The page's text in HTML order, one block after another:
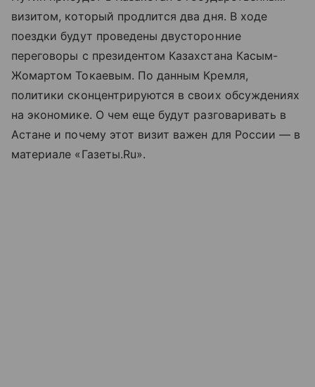
визитом, который продлится два дня. В ходе
поездки будут проведены двусторонние
переговоры с президентом Казахстана Касым-
Жомартом Токаевым. По данным Кремля,
политики сконцентрируются в своих обсуждениях
на экономике. О чем еще будут разговаривать в
Астане и почему этот визит важен для России — в
материале «Газеты.Ru».